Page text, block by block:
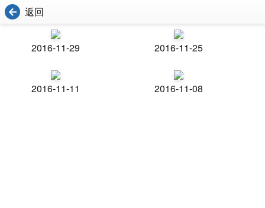
返回
2016-11-29 2016-11-25
2016-11-11 2016-11-08